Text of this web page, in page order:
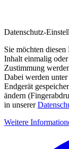
Datenschutz-
Sie möchten
Inhalt einmalig
Zustimmung
Dabei werden
Endgerät
ändern
in unserer
Weitere